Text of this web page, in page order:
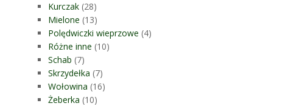
Kurczak (28)
Mielone (13)
Polędwiczki wieprzowe (4)
Różne inne (10)
Schab (7)
Skrzydełka (7)
Wołowina (16)
Żeberka (10)